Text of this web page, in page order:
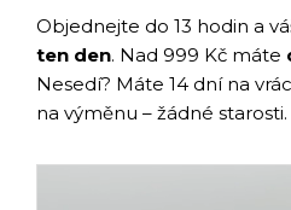
Objednejte do 13 hodin a
ten den. Nad 999 Kč máte
Nesedí? Máte 14 dní na
na výměnu – žádné starosti.